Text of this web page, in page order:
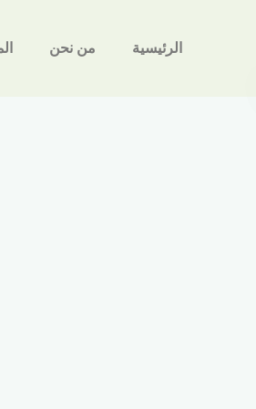
الرئيسية من نحن